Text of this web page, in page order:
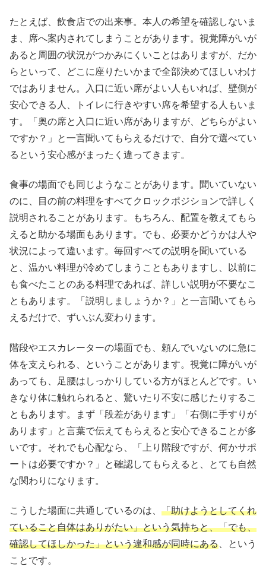
たとえば、飲食店での出来事。本人の希望を確認しないま
ま、席へ案内されてしまうことがあります。視覚障がいが
あると周囲の状況がつかみにくいことはありますが、だか
らといって、どこに座りたいかまで全部決めてほしいわけ
ではありません。入口に近い席がよい人もいれば、壁側が
安心できる人、トイレに行きやすい席を希望する人もいま
す。「奥の席と入口に近い席がありますが、どちらがよい
ですか？」と一言聞いてもらえるだけで、自分で選べてい
るという安心感がまったく違ってきます。
食事の場面でも同じようなことがあります。聞いていない
のに、目の前の料理をすべてクロックポジションで詳しく
説明されることがあります。もちろん、配置を教えてもら
えると助かる場面もあります。でも、必要かどうかは人や
状況によって違います。毎回すべての説明を聞いている
と、温かい料理が冷めてしまうこともありますし、以前に
も食べたことのある料理であれば、詳しい説明が不要なこ
ともあります。「説明しましょうか？」と一言聞いてもら
えるだけで、ずいぶん変わります。
階段やエスカレーターの場面でも、頼んでいないのに急に
体を支えられる、ということがあります。視覚に障がいが
あっても、足腰はしっかりしている方がほとんどです。い
きなり体に触れられると、驚いたり不安に感じたりするこ
ともあります。まず「段差があります」「右側に手すりが
あります」と言葉で伝えてもらえると安心できることが多
いです。それでも心配なら、「上り階段ですが、何かサポ
ートは必要ですか？」と確認してもらえると、とても自然
な関わりになります。
こうした場面に共通しているのは、 「助けようとしてくれ
ていること自体はありがたい」という気持ちと、「でも、
確認してほしかった」という違和感が同時にある 、という
ことです。